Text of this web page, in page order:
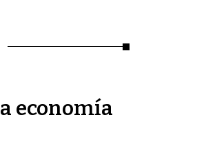
economía